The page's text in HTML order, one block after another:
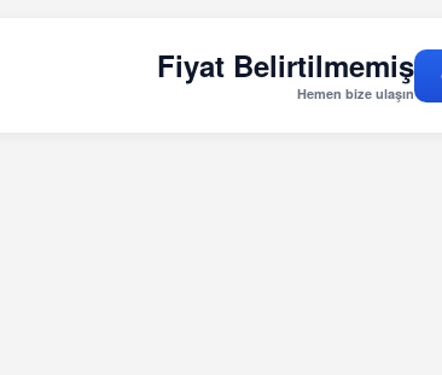
Fiyat Belirtilmemiş
Hemen bize ulaşın